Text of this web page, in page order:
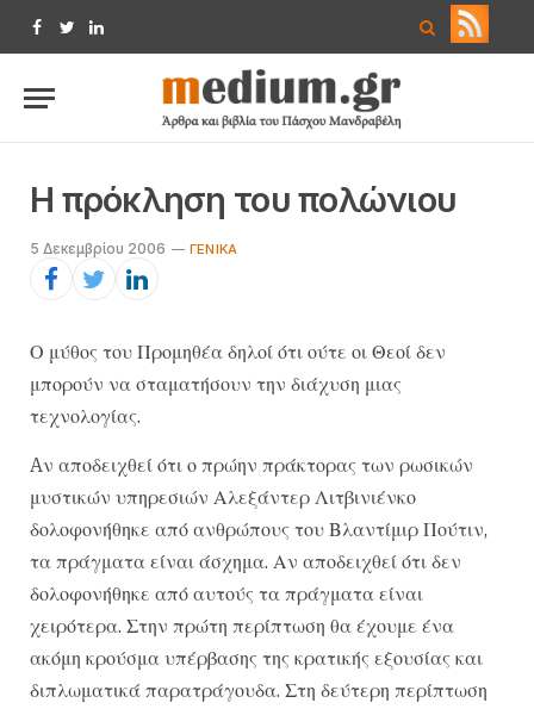
Facebook
TwitterLinkedIn
Η πρόκληση του πολώνιου
5 Δεκεμβρίου 2006 ΓΕΝΙΚΆ
Ο μύθος του Προμηθέα δηλοί ότι ούτε οι Θεοί δεν
μπορούν να σταματήσουν την διάχυση μιας
τεχνολογίας.
Aν αποδειχθεί ότι ο πρώην πράκτορας των ρωσικών
μυστικών υπηρεσιών Αλεξάντερ Λιτβινιένκο
δολοφονήθηκε από ανθρώπους του Βλαντίμιρ Πούτιν,
τα πράγματα είναι άσχημα. Αν αποδειχθεί ότι δεν
δολοφονήθηκε από αυτούς τα πράγματα είναι
χειρότερα. Στην πρώτη περίπτωση θα έχουμε ένα
ακόμη κρούσμα υπέρβασης της κρατικής εξουσίας και
διπλωματικά παρατράγουδα. Στη δεύτερη περίπτωση